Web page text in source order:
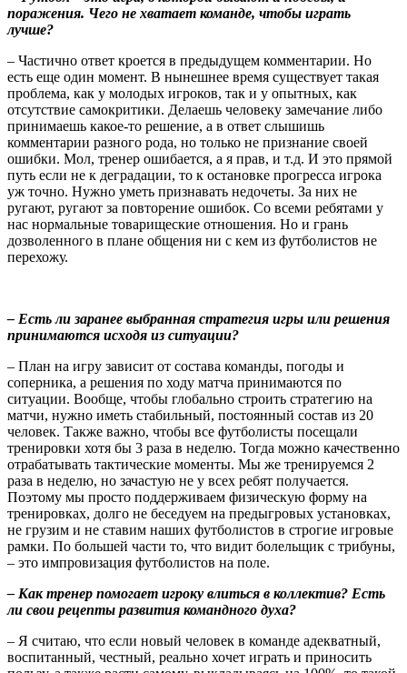
поражения. Чего не хватает команде, чтобы играть
лучше?
– Частично ответ кроется в предыдущем комментарии. Но
есть еще один момент. В нынешнее время существует такая
проблема, как у молодых игроков, так и у опытных, как
отсутствие самокритики. Делаешь человеку замечание либо
принимаешь какое-то решение, а в ответ слышишь
комментарии разного рода, но только не признание своей
ошибки. Мол, тренер ошибается, а я прав, и т.д. И это прямой
путь если не к деградации, то к остановке прогресса игрока
уж точно. Нужно уметь признавать недочеты. За них не
ругают, ругают за повторение ошибок. Со всеми ребятами у
нас нормальные товарищеские отношения. Но и грань
дозволенного в плане общения ни с кем из футболистов не
перехожу.
– Есть ли заранее выбранная стратегия игры или решения
принимаются исходя из ситуации?
– План на игру зависит от состава команды, погоды и
соперника, а решения по ходу матча принимаются по
ситуации. Вообще, чтобы глобально строить стратегию на
матчи, нужно иметь стабильный, постоянный состав из 20
человек. Также важно, чтобы все футболисты посещали
тренировки хотя бы 3 раза в неделю. Тогда можно качественно
отрабатывать тактические моменты. Мы же тренируемся 2
раза в неделю, но зачастую не у всех ребят получается.
Поэтому мы просто поддерживаем физическую форму на
тренировках, долго не беседуем на предыгровых установках,
не грузим и не ставим наших футболистов в строгие игровые
рамки. По большей части то, что видит болельщик с трибуны,
– это импровизация футболистов на поле.
– Как тренер помогает игроку влиться в коллектив? Есть
ли свои рецепты развития командного духа?
– Я считаю, что если новый человек в команде адекватный,
воспитанный, честный, реально хочет играть и приносить